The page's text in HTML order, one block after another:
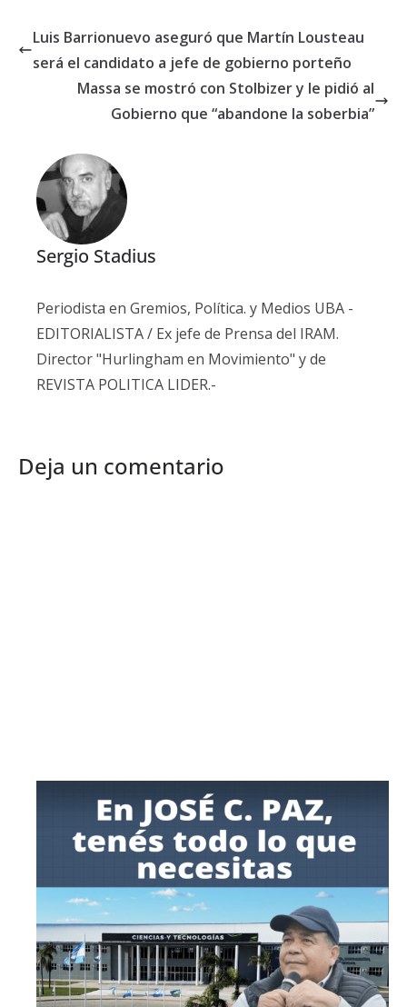
Luis Barrionuevo aseguró que Martín Lousteau
será el candidato a jefe de gobierno porteño
Massa se mostró con Stolbizer y le pidió al
Gobierno que “abandone la soberbia”
Sergio Stadius
Periodista en Gremios, Política. y Medios UBA -
EDITORIALISTA / Ex jefe de Prensa del IRAM.
Director "Hurlingham en Movimiento" y de
REVISTA POLITICA LIDER.-
Deja un comentario